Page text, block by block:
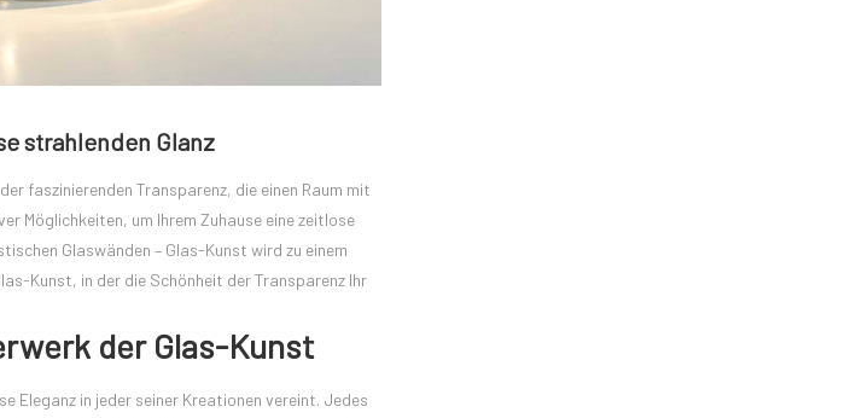
strahlenden Glanz
faszinierenden Transparenz, die einen Raum mit
Möglichkeiten, um Ihrem Zuhause eine zeitlose
Glaswänden – Glas-Kunst wird zu einem
Kunst, in der die Schönheit der Transparenz Ihr
der Glas-Kunst
Eleganz in jeder seiner Kreationen vereint. Jedes